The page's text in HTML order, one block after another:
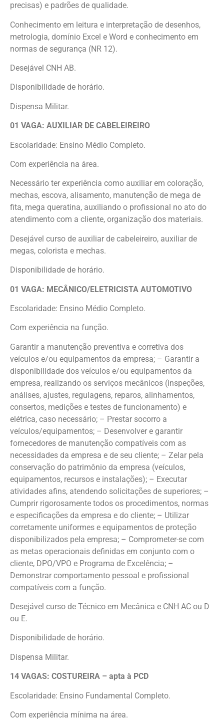
precisas) e padrões de qualidade.
Conhecimento em leitura e interpretação de desenhos,
metrologia, domínio Excel e Word e conhecimento em
normas de segurança (NR 12).
Desejável CNH AB.
Disponibilidade de horário.
Dispensa Militar.
01 VAGA: AUXILIAR DE CABELEIREIRO
Escolaridade: Ensino Médio Completo.
Com experiência na área.
Necessário ter experiência como auxiliar em coloração,
mechas, escova, alisamento, manutenção de mega de
fita, mega queratina, auxiliando o profissional no ato do
atendimento com a cliente, organização dos materiais.
Desejável curso de auxiliar de cabeleireiro, auxiliar de
megas, colorista e mechas.
Disponibilidade de horário.
01 VAGA: MECÂNICO/ELETRICISTA AUTOMOTIVO
Escolaridade: Ensino Médio Completo.
Com experiência na função.
Garantir a manutenção preventiva e corretiva dos
veículos e/ou equipamentos da empresa; – Garantir a
disponibilidade dos veículos e/ou equipamentos da
empresa, realizando os serviços mecânicos (inspeções,
análises, ajustes, regulagens, reparos, alinhamentos,
consertos, medições e testes de funcionamento) e
elétrica, caso necessário; – Prestar socorro a
veículos/equipamentos; – Desenvolver e garantir
fornecedores de manutenção compatíveis com as
necessidades da empresa e de seu cliente; – Zelar pela
conservação do patrimônio da empresa (veículos,
equipamentos, recursos e instalações); – Executar
atividades afins, atendendo solicitações de superiores; –
Cumprir rigorosamente todos os procedimentos, normas
e especificações da empresa e do cliente; – Utilizar
corretamente uniformes e equipamentos de proteção
disponibilizados pela empresa; – Comprometer-se com
as metas operacionais definidas em conjunto com o
cliente, DPO/VPO e Programa de Excelência; –
Demonstrar comportamento pessoal e profissional
compatíveis com a função.
Desejável curso de Técnico em Mecânica e CNH AC ou D
ou E.
Disponibilidade de horário.
Dispensa Militar.
14 VAGAS: COSTUREIRA – apta à PCD
Escolaridade: Ensino Fundamental Completo.
Com experiência mínima na área.